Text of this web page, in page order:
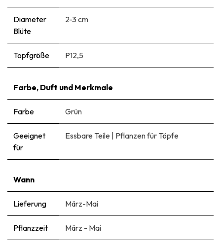
Diameter
Blüte
2-3 cm
Topfgröße P12,5
Farbe, Duft und Merkmale
Farbe Grün
Geeignet
für
Essbare Teile | Pflanzen für Töpfe
Wann
Lieferung März-Mai
Pflanzzeit März - Mai